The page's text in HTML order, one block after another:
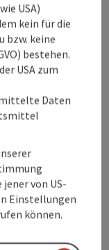
drucken
USA)
kein für die
bzw. keine
bestehen.
USA zum
Daten
von US-
Einstellungen
können.